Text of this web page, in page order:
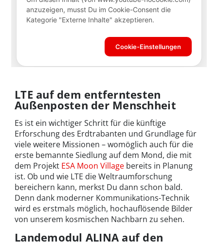
LTE auf dem entferntesten
Außenposten der Menschheit
Es ist ein wichtiger Schritt für die künftige
Erforschung des Erdtrabanten und Grundlage für
viele weitere Missionen – womöglich auch für die
erste bemannte Siedlung auf dem Mond, die mit
dem Projekt ESA Moon Village bereits in Planung
ist. Ob und wie LTE die Weltraumforschung
bereichern kann, merkst Du dann schon bald.
Denn dank moderner Kommunikations-Technik
wird es erstmals möglich, hochauflösende Bilder
von unserem kosmischen Nachbarn zu sehen.
Landemodul ALINA auf den